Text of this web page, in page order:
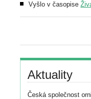
Vyšlo v časopise
Aktuality
Česká společnost